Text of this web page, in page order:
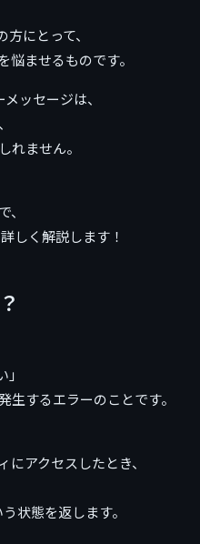
にとって、
悩ませるものです。
ッセージは、
れません。
しく解説します！
生するエラーのことです。
アクセスしたとき、
状態を返します。